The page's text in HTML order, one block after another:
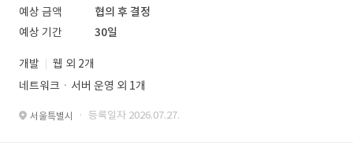
예상 금액
협의 후 결정
예상 기간
30일
개발
웹 외 2개
네트워크ㆍ서버 운영 외 1개
서울특별시 · 등록일자 2026.07.27.